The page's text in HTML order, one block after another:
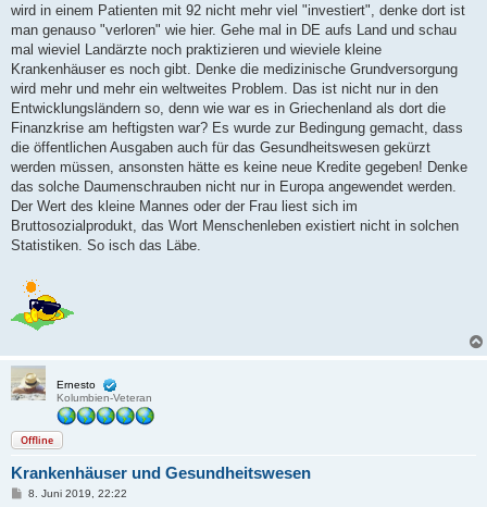
wird in einem Patienten mit 92 nicht mehr viel "investiert", denke dort ist
man genauso "verloren" wie hier. Gehe mal in DE aufs Land und schau
mal wieviel Landärzte noch praktizieren und wieviele kleine
Krankenhäuser es noch gibt. Denke die medizinische Grundversorgung
wird mehr und mehr ein weltweites Problem. Das ist nicht nur in den
Entwicklungsländern so, denn wie war es in Griechenland als dort die
Finanzkrise am heftigsten war? Es wurde zur Bedingung gemacht, dass
die öffentlichen Ausgaben auch für das Gesundheitswesen gekürzt
werden müssen, ansonsten hätte es keine neue Kredite gegeben! Denke
das solche Daumenschrauben nicht nur in Europa angewendet werden.
Der Wert des kleine Mannes oder der Frau liest sich im
Bruttosozialprodukt, das Wort Menschenleben existiert nicht in solchen
Statistiken. So isch das Läbe.
Ernesto
Kolumbien-Veteran
Offline
Krankenhäuser und Gesundheitswesen
B8. Juni 2019, 22:22